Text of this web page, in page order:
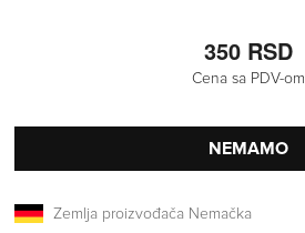
350 RSD
Cena sa PDV-om
NEMAMO
Zemlja proizvođača Nemačka